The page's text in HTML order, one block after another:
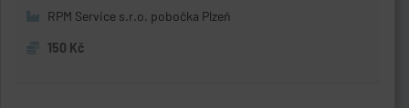
RPM Service s.r.o. pobočka Plzeň
150 Kč